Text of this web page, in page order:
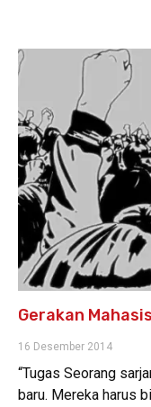
Gerakan
16 Desember 2014
“Tugas Seorang
baru. Mereka harus